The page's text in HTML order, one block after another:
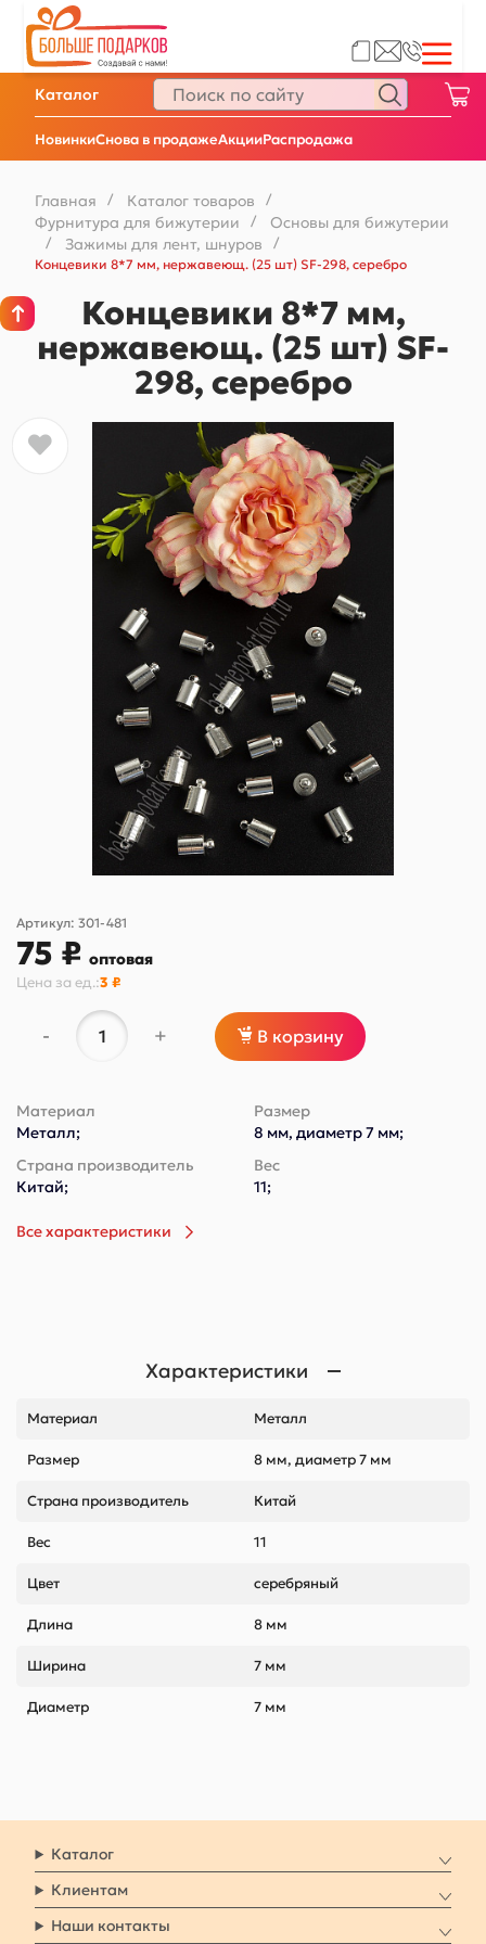
НовинкиСнова в продажеАкцииРаспродажа
Каталог
Главная / Каталог товаров /
Фурнитура для бижутерии / Основы для бижутерии
/ Зажимы для лент, шнуров
/
Концевики 8*7 мм, нержавеющ. (25 шт) SF-298, серебро
Концевики 8*7 мм,
нержавеющ. (25 шт) SF-
298, серебро
Артикул: 301-481
75 ₽ оптовая
Цена за ед.:3 ₽
- + В корзину
Материал
Металл;
Размер
8 мм, диаметр 7 мм;
Страна производитель
Китай;
Вес
11;
Все характеристики
Характеристики
Материал Металл
Размер 8 мм, диаметр 7 мм
Страна производитель Китай
Вес 11
Цвет серебряный
Длина 8 мм
Ширина 7 мм
Диаметр 7 мм
Каталог
Клиентам
Наши контакты